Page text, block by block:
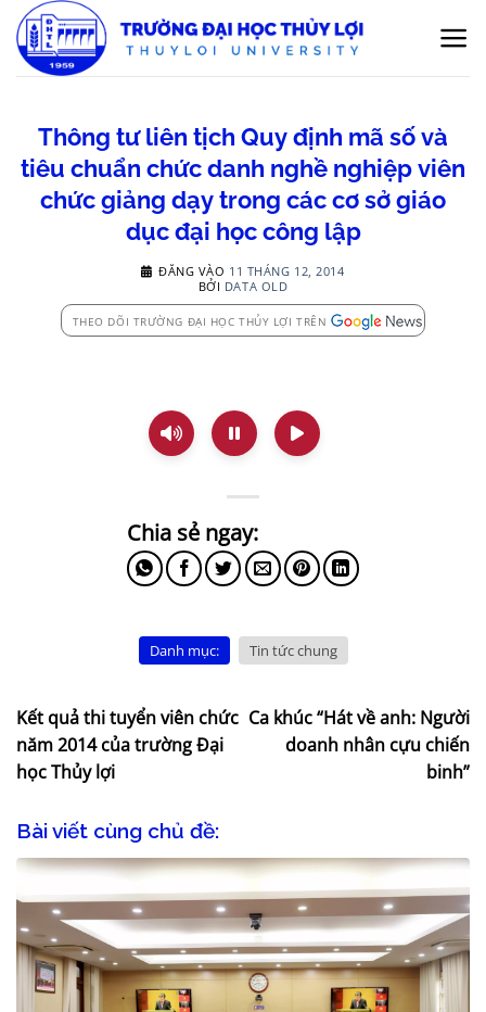
qua
nội
Thông tư liên tịch Quy định mã số và
tiêu chuẩn chức danh nghề nghiệp viên
chức giảng dạy trong các cơ sở giáo
dục đại học công lập
ĐĂNG VÀO 11 THÁNG 12, 2014
BỞI DATA OLD
THEO DÕI TRƯỜNG ĐẠI HỌC THỦY LỢI TRÊN
Danh mục: Tin tức chung
Kết quả thi tuyển viên chức
năm 2014 của trường Đại
học Thủy lợi
Ca khúc “Hát về anh: Người
doanh nhân cựu chiến
binh”
Bài viết cùng chủ đề: